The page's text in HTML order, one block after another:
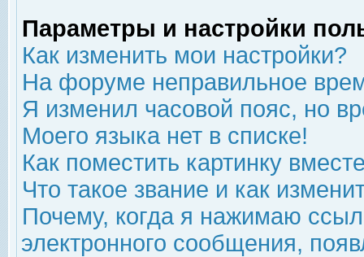
Параметры и настройки
Как изменить мои настройки?
На форуме неправильное
Я изменил часовой пояс, но
Моего языка нет в списке!
Как поместить картинку
Что такое звание и как
Почему, когда я нажимаю
электронного сообщения,